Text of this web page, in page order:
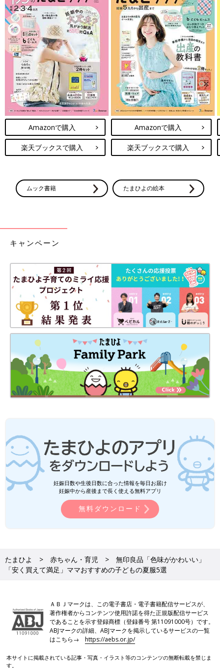
Amazonで購入
楽天ブックスで購入
Amazonで購入
楽天ブックスで購入
ムック書籍 たまひよの絵本
キャンペーン
妊娠日数や生後日数に合った情報を毎日お届け
妊娠中から産後まで長く使える無料アプリ
無料ダウンロード
たまひよ 赤ちゃん・育児
無印良品「色味がかわいい」
「安く買えて満足」ママおすすめの子どもの夏服5選
ＡＢＪマークは、この電子書店・電子書籍配信サービスが、
著作権者からコンテンツ使用許諾を得た正規版配信サービス
であることを示す登録商標（登録番号 第11091000号）です。
ABJマークの詳細、ABJマークを掲示しているサービスの一覧
はこちら→https://aebs.or.jp/
本サイトに掲載されている記事・写真・イラスト等のコンテンツの無断転載を禁じま
す。